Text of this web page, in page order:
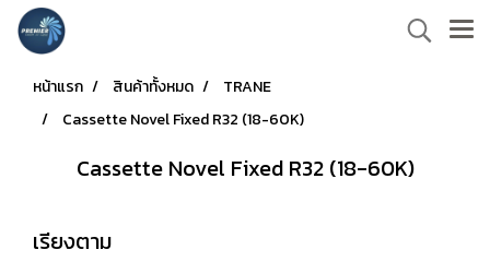
หน้าแรก สินค้าทั้งหมด
TRANE
Cassette Novel Fixed R32 (18-60K)
Cassette Novel Fixed R32 (18-60K)
เรียงตาม